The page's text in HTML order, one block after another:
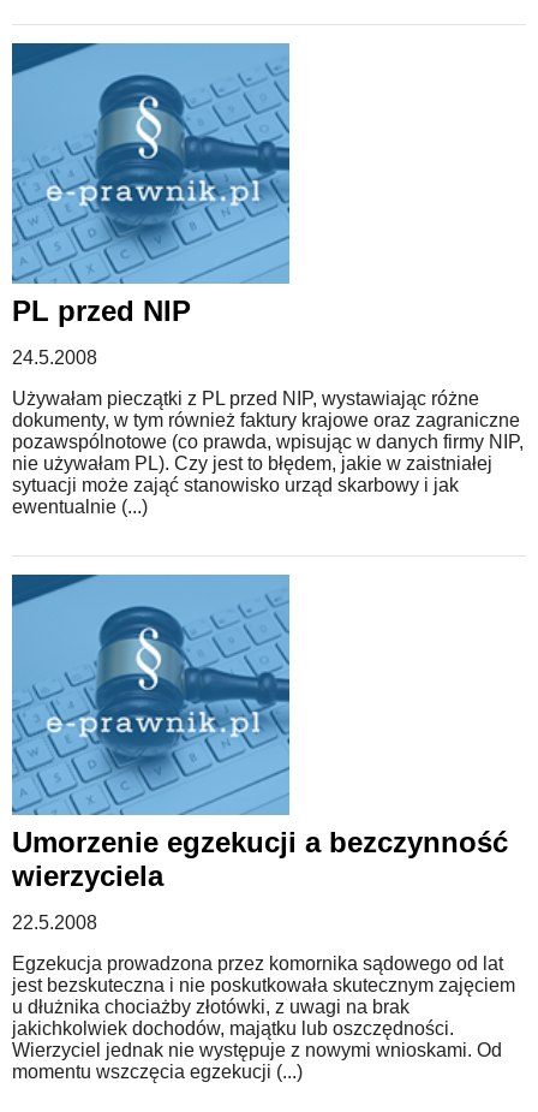
PL przed NIP
24.5.2008
Używałam pieczątki z PL przed NIP, wystawiając różne
dokumenty, w tym również faktury krajowe oraz zagraniczne
pozawspólnotowe (co prawda, wpisując w danych firmy NIP,
nie używałam PL). Czy jest to błędem, jakie w zaistniałej
sytuacji może zająć stanowisko urząd skarbowy i jak
ewentualnie (...)
Umorzenie egzekucji a bezczynność
wierzyciela
22.5.2008
Egzekucja prowadzona przez komornika sądowego od lat
jest bezskuteczna i nie poskutkowała skutecznym zajęciem
u dłużnika chociażby złotówki, z uwagi na brak
jakichkolwiek dochodów, majątku lub oszczędności.
Wierzyciel jednak nie występuje z nowymi wnioskami. Od
momentu wszczęcia egzekucji (...)